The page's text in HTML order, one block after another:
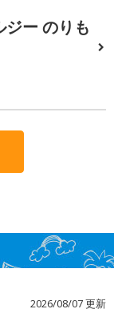
ー のりも
2026/08/07 更新